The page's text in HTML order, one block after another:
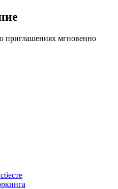
приглашениях мгновенно